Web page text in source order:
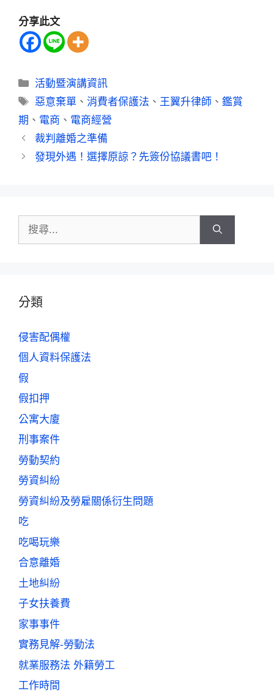
分享此文
活動暨演講資訊
惡意棄單 、消費者保護法 、 王翼升律師 、鑑賞
期 、 電商 、 電商經營
裁判離婚之準備
發現外遇！選擇原諒？先簽份協議書吧！
分類
侵害配偶權
個人資料保護法
假
假扣押
公寓大廈
刑事案件
勞動契約
勞資糾紛
勞資糾紛及勞雇關係衍生問題
吃
吃喝玩樂
合意離婚
土地糾紛
子女扶養費
家事事件
實務見解-勞動法
就業服務法 外籍勞工
工作時間